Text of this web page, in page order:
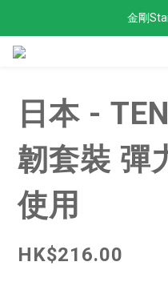
全單
金剛
日本 -
韌套裝 彈
使用
HK$216.00